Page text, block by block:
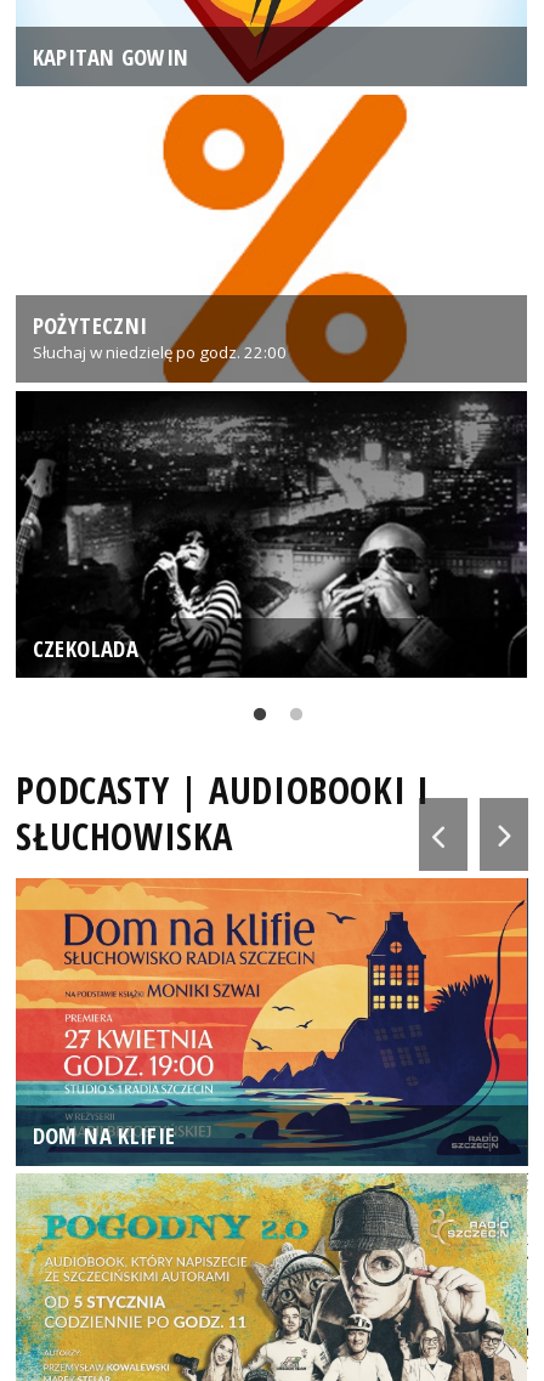
KAPITAN GOWIN
POŻYTECZNI
Słuchaj w niedzielę po godz. 22:00
CZEKOLADA
PODCASTY | AUDIOBOOKI I
SŁUCHOWISKA
DOM NA KLIFIE